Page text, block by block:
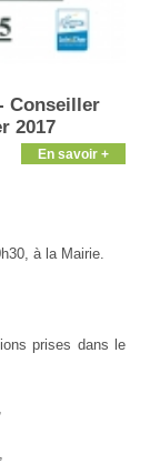
Conseiller
2017
En savoir +
à la Mairie.
prises dans le